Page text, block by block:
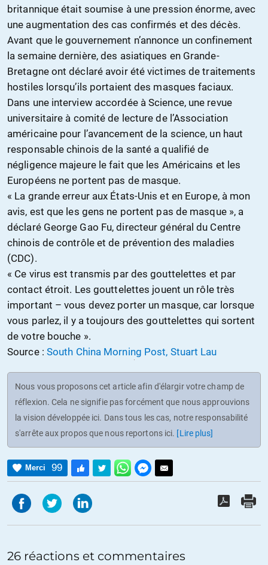
britannique était soumise à une pression énorme, avec
une augmentation des cas confirmés et des décès.
Avant que le gouvernement n’annonce un confinement
la semaine dernière,des asiatiques en Grande-
Bretagne ont déclaré avoir été victimes de traitements
hostiles lorsqu’ils portaient des masques faciaux.
Dans une interview accordée à Science, une revue
universitaire à comité de lecture de l’Association
américaine pour l’avancement de la science, un haut
responsable chinois de la santé a qualifié de
négligence majeurele fait que les Américains et les
Européens ne portent pas de masque.
« La grande erreur aux États-Unis et en Europe, à mon
avis, est que les gens ne portent pas de masque », a
déclaré George Gao Fu, directeur général du Centre
chinois de contrôle et de prévention des maladies
(CDC).
« Ce virus est transmis par des gouttelettes et par
contact étroit. Les gouttelettes jouent un rôle très
important – vous devez porter un masque, car lorsque
vous parlez, il y a toujours des gouttelettes qui sortent
de votre bouche ».
Source : South China Morning Post, Stuart Lau
Nous vous proposons cet article afin d'élargir votre champ de
réflexion. Cela ne signifie pas forcément que nous approuvions
la vision développée ici. Dans tous les cas, notre responsabilité
s'arrête aux propos que nous reportons ici. [Lire plus]
Merci 99
26 réactions et commentaires